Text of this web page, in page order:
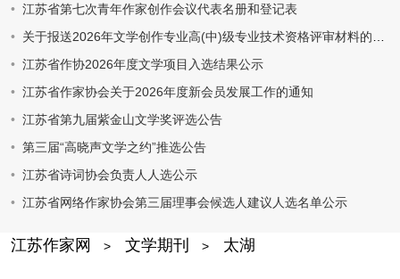
江苏省第七次青年作家创作会议代表名册和登记表
关于报送2026年文学创作专业高(中)级专业技术资格评审材料的通知
江苏省作协2026年度文学项目入选结果公示
江苏省作家协会关于2026年度新会员发展工作的通知
江苏省第九届紫金山文学奖评选公告
第三届“高晓声文学之约”推选公告
江苏省诗词协会负责人人选公示
江苏省网络作家协会第三届理事会候选人建议人选名单公示
江苏作家网 > 文学期刊 > 太湖